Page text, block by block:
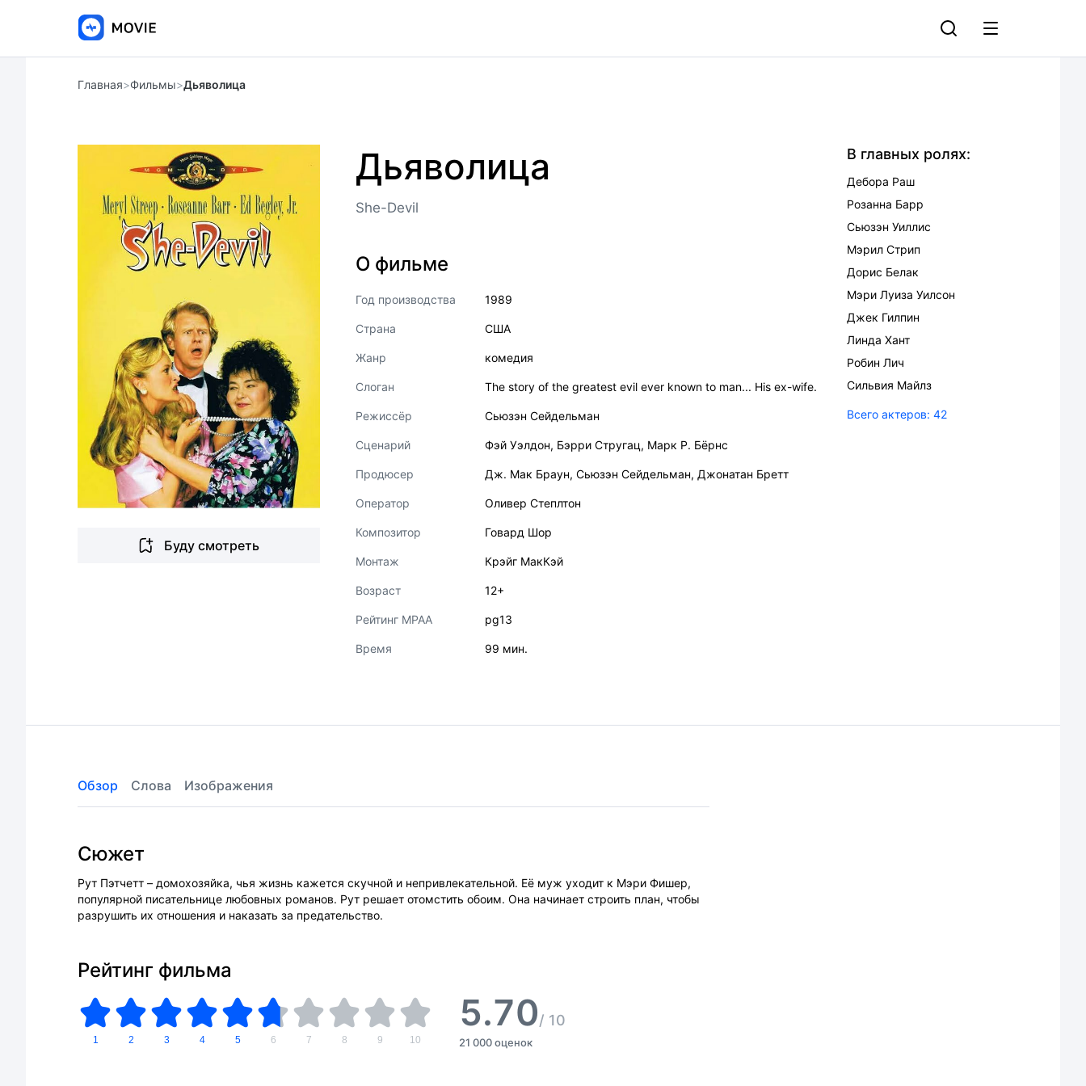
Главная>Фильмы>Дьяволица
Буду смотреть
Дьяволица
She-Devil
О фильме
Год производства 1989
Страна США
Жанр комедия
Слоган The story of the greatest evil ever known to man... His ex-wife.
Режиссёр Сьюзэн Сейдельман
Сценарий Фэй Уэлдон, Бэрри Стругац, Марк Р. Бёрнс
Продюсер Дж. Мак Браун, Сьюзэн Сейдельман, Джонатан Бретт
Оператор Оливер Степлтон
Композитор Говард Шор
Монтаж Крэйг МакКэй
Возраст 12+
Рейтинг MPAA pg13
Время 99 мин.
В главных ролях:
Дебора Раш
Розанна Барр
Сьюзэн Уиллис
Мэрил Стрип
Дорис Белак
Мэри Луиза Уилсон
Джек Гилпин
Линда Хант
Робин Лич
Сильвия Майлз
Всего актеров: 42
Обзор Слова Изображения
Сюжет
Рут Пэтчетт – домохозяйка, чья жизнь кажется скучной и непривлекательной. Её муж уходит к Мэри Фишер,
популярной писательнице любовных романов. Рут решает отомстить обоим. Она начинает строить план, чтобы
разрушить их отношения и наказать за предательство.
Рейтинг фильма
1 2 3 4 5 6 7 8 9 10
5.70/ 10
21 000 оценок